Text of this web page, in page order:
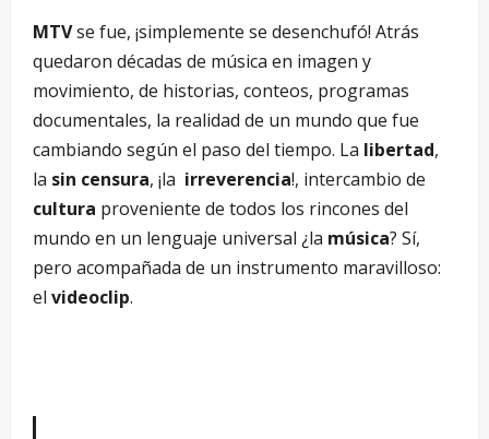
MTVse fue, ¡simplemente se desenchufó! Atrás
quedaron décadas de música en imagen y
movimiento, de historias, conteos, programas
documentales, la realidad de un mundo que fue
cambiando según el paso del tiempo. La libertad,
la sin censura, ¡la irreverencia!, intercambio de
cultura proveniente de todos los rincones del
mundo en un lenguaje universal ¿la música? Sí,
pero acompañada de un instrumento maravilloso:
el videoclip.